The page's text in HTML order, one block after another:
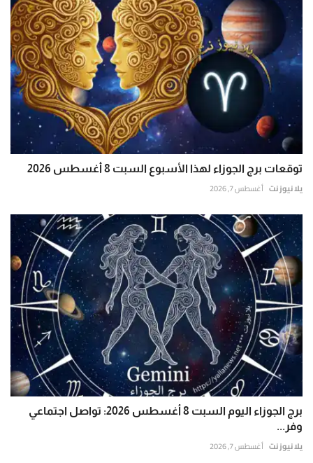
توقعات برج الجوزاء لهذا الأسبوع السبت 8 أغسطس 2026
يلا نيوز نت أغسطس 7, 2026
برج الجوزاء اليوم السبت 8 أغسطس 2026: تواصل اجتماعي
وفر...
يلا نيوز نت أغسطس 7, 2026